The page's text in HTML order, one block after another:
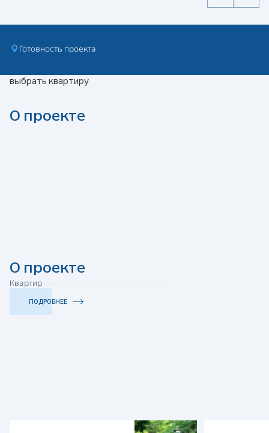
Готовность проекта
выбрать квартиру
О проекте
О проекте
Квартир
ПОДРОБНЕЕ